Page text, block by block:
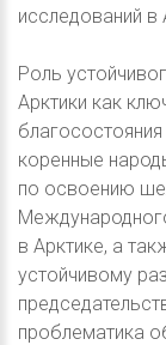
исследований в
Роль
Арктики как
коренные
по освоению
в Арктике, а
устойчивому
проблематика